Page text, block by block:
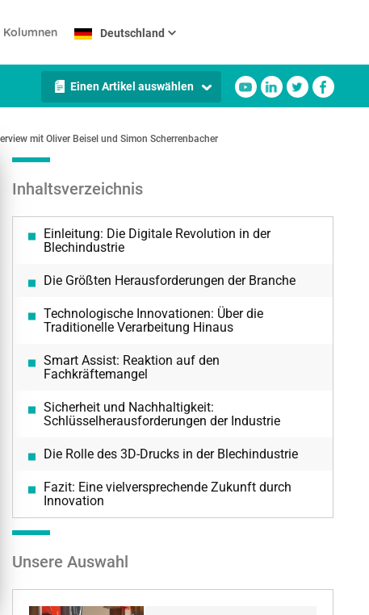
Kolumnen Deutschland
Einen Artikel auswählen
mit Oliver Beisel und Simon Scherrenbacher
Inhaltsverzeichnis
Einleitung: Die Digitale Revolution in der
Blechindustrie
Die Größten Herausforderungen der Branche
Technologische Innovationen: Über die
Traditionelle Verarbeitung Hinaus
Smart Assist: Reaktion auf den
Fachkräftemangel
Sicherheit und Nachhaltigkeit:
Schlüsselherausforderungen der Industrie
Die Rolle des 3D-Drucks in der Blechindustrie
Fazit: Eine vielversprechende Zukunft durch
Innovation
Unsere Auswahl